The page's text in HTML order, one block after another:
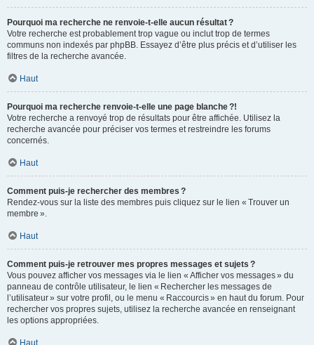
Pourquoi ma recherche ne renvoie-t-elle aucun résultat ?
Votre recherche est probablement trop vague ou inclut trop de termes
communs non indexés par phpBB. Essayez d’être plus précis et d’utiliser les
filtres de la recherche avancée.
Haut
Pourquoi ma recherche renvoie-t-elle une page blanche ?!
Votre recherche a renvoyé trop de résultats pour être affichée. Utilisez la
recherche avancée pour préciser vos termes et restreindre les forums
concernés.
Haut
Comment puis-je rechercher des membres ?
Rendez-vous sur la liste des membres puis cliquez sur le lien « Trouver un
membre ».
Haut
Comment puis-je retrouver mes propres messages et sujets ?
Vous pouvez afficher vos messages via le lien « Afficher vos messages » du
panneau de contrôle utilisateur, le lien « Rechercher les messages de
l’utilisateur » sur votre profil, ou le menu « Raccourcis » en haut du forum. Pour
rechercher vos propres sujets, utilisez la recherche avancée en renseignant
les options appropriées.
Haut